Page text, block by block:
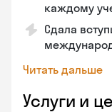
каждому
Сдала
Читать дальше
Услуги и